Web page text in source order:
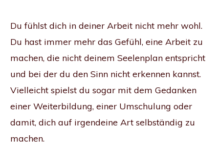
Du fühlst dich in deiner Arbeit nicht mehr wohl.
Du hast immer mehr das Gefühl, eine Arbeit zu
machen, die nicht deinem Seelenplan entspricht
und bei der du den Sinn nicht erkennen kannst.
Vielleicht spielst du sogar mit dem Gedanken
einer Weiterbildung, einer Umschulung oder
damit, dich auf irgendeine Art selbständig zu
machen.